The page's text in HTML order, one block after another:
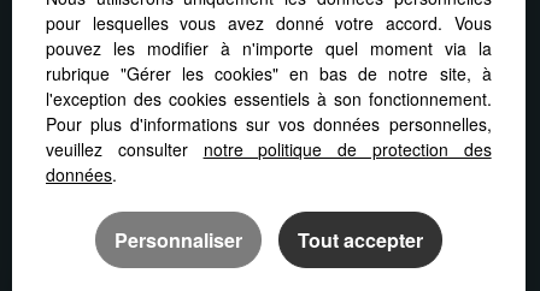
votre PC, votre tablette ou votre smartphone, notre site
s’adapte automatiquement aux différents types d'écrans
Logiciel immobilier
pour lesquelles vous avez donné votre accord. Vous
pouvez les modifier à n'importe quel moment via la
rubrique "Gérer les cookies" en bas de notre site, à
l'exception des cookies essentiels à son fonctionnement.
Pour plus d'informations sur vos données personnelles,
veuillez consulter notre politique de protection des
données.
Personnaliser Tout accepter